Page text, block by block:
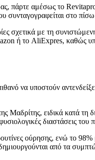
πάρτε αμέσως το
συνταγογραφείται στο
σχετικά με τη
ή το AliExpres, καθώς
να υποστούν
Μαδρίτης, ειδικά κατά
διαστάσεις του
ούρησης, ενώ το
από τα